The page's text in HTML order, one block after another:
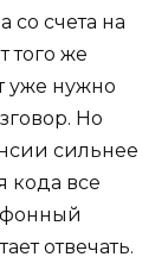
счета на
того же
уже нужно
Но
сильнее
кода все
отвечать.